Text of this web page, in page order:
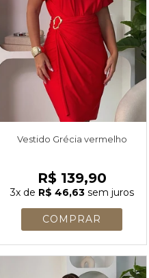
Vestido Grécia vermelho
R$ 139,90
3xde R$ 46,63sem juros